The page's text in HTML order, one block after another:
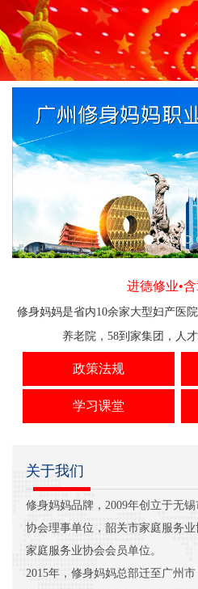
进德修业•
修身妈妈是省内10余家大型妇产医
养老院，58到家集团，人
政策法规
学习课堂
关于我们
修身妈妈品牌，2009年创立于无
协会理事单位，韶关市家庭服务
家庭服务业协会会员单位。
2015年，修身妈妈总部迁至广州